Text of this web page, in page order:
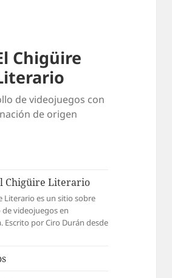
Chigüire
de videojuegos con
de origen
Chigüire Literario
Literario es un sitio sobre
videojuegos en
Escrito por Ciro Durán desde